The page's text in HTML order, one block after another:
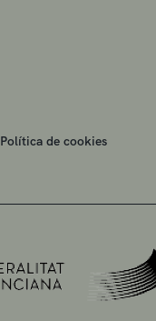
Política de cookies